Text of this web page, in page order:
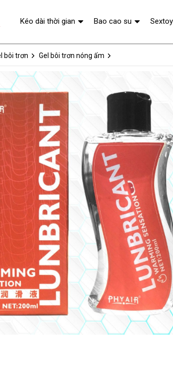
bôi trơn Gel bôi trơn nóng ấm
Kéo dài thời gian Bao cao su